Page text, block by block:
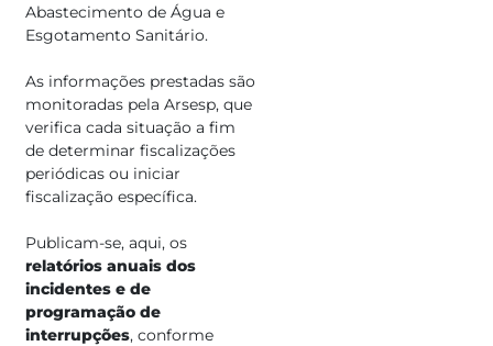
Abastecimento de Água e
Esgotamento Sanitário.
As informações prestadas são
monitoradas pela Arsesp, que
verifica cada situação a fim
de determinar fiscalizações
periódicas ou iniciar
fiscalização específica.
Publicam-se, aqui, os
relatórios anuais dos
incidentes e de
programação de
interrupções, conforme